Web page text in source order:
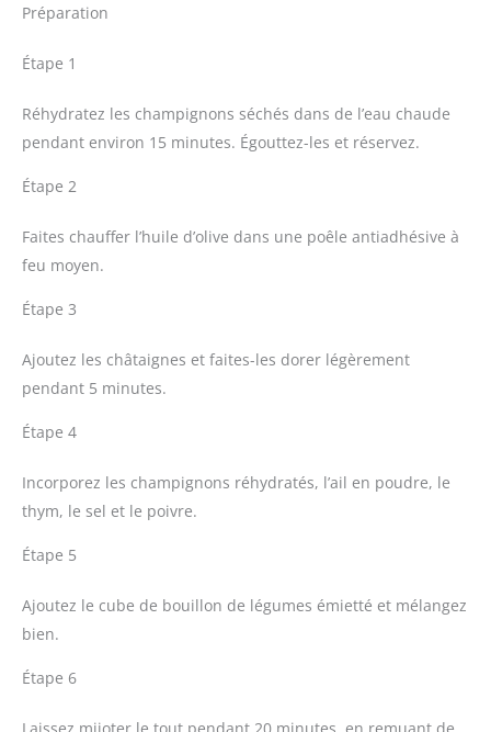
Préparation
Étape 1
Réhydratez les champignons séchés dans de l’eau chaude
pendant environ 15 minutes. Égouttez-les et réservez.
Étape 2
Faites chauffer l’huile d’olive dans une poêle antiadhésive à
feu moyen.
Étape 3
Ajoutez les châtaignes et faites-les dorer légèrement
pendant 5 minutes.
Étape 4
Incorporez les champignons réhydratés, l’ail en poudre, le
thym, le sel et le poivre.
Étape 5
Ajoutez le cube de bouillon de légumes émietté et mélangez
bien.
Étape 6